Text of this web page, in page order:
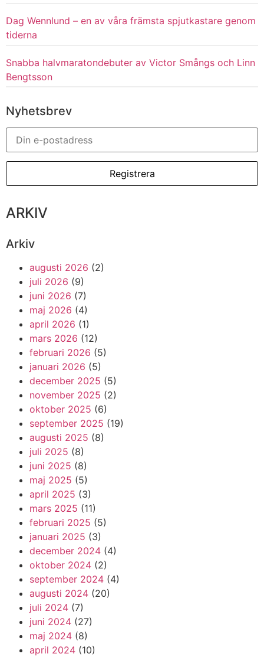
Dag Wennlund – en av våra främsta spjutkastare genom
tiderna
Snabba halvmaratondebuter av Victor Smångs och Linn
Bengtsson
Nyhetsbrev
ARKIV
Arkiv
augusti 2026 (2)
juli 2026 (9)
juni 2026 (7)
maj 2026 (4)
april 2026 (1)
mars 2026 (12)
februari 2026 (5)
januari 2026 (5)
december 2025 (5)
november 2025 (2)
oktober 2025 (6)
september 2025 (19)
augusti 2025 (8)
juli 2025 (8)
juni 2025 (8)
maj 2025 (5)
april 2025 (3)
mars 2025 (11)
februari 2025 (5)
januari 2025 (3)
december 2024 (4)
oktober 2024 (2)
september 2024 (4)
augusti 2024 (20)
juli 2024 (7)
juni 2024 (27)
maj 2024 (8)
april 2024 (10)